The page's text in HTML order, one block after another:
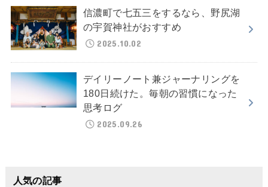
信濃町で七五三をするなら、野尻湖
の宇賀神社がおすすめ
2025.10.02
デイリーノート兼ジャーナリングを
180日続けた。毎朝の習慣になった
思考ログ
2025.09.26
人気の記事